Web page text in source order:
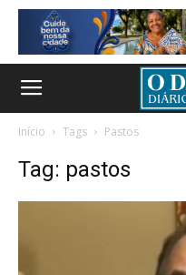
Início Tags Pastos
Tag: pastos